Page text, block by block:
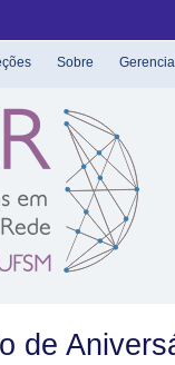
Sobre
de